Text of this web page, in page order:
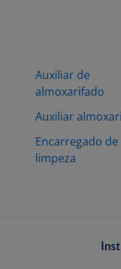
Auxiliar de
almoxarifado
Auxiliar
Encarregado de
limpeza